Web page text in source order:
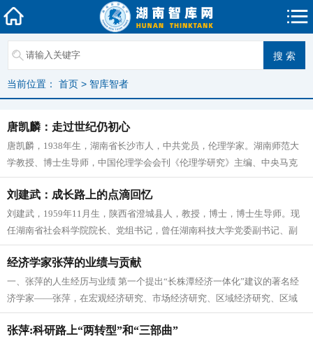
当前位置： 首页 > 智库智者
唐凯麟：走过世纪仍初心
唐凯麟，1938年生，湖南省长沙市人，中共党员，伦理学家。湖南师范大
学教授、博士生导师，中国伦理学会会刊《伦理学研究》主编、中央马克
思主义理论研究和建设工程《思...
刘建武：成长路上的点滴回忆
刘建武，1959年11月生，陕西省澄城县人，教授，博士，博士生导师。现
任湖南省社会科学院院长、党组书记，曾任湖南科技大学党委副书记、副
校长。中国中央文献研究会毛...
经济学家张萍的业绩与贡献
一、张萍的人生经历与业绩 第一个提出“长株潭经济一体化”建议的著名经
济学家——张萍，在宏观经济研究、市场经济研究、区域经济研究、区域
规划与战略研究等方面卓有成就...
张萍:科研路上“两转型”和“三部曲”